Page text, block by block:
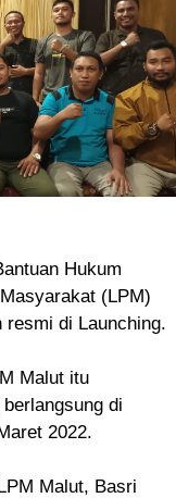
Hukum
(LPM)
resmi di Launching.
Malut itu
di
2022.
Malut, Basri